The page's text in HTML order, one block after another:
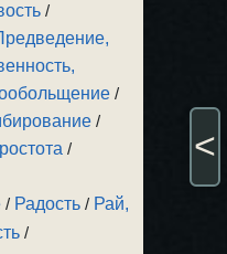
/
/
/
/
/ Радость / Рай,
/
<